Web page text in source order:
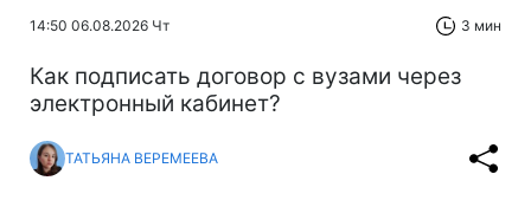
14:50 06.08.2026 Чт 3 мин
Как подписать договор с вузами через
электронный кабинет?
ТАТЬЯНА ВЕРЕМЕЕВА